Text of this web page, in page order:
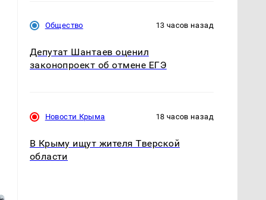
Общество 13 часов назад
Депутат Шантаев оценил
законопроект об отмене ЕГЭ
Новости Крыма 18 часов назад
В Крыму ищут жителя Тверской
области